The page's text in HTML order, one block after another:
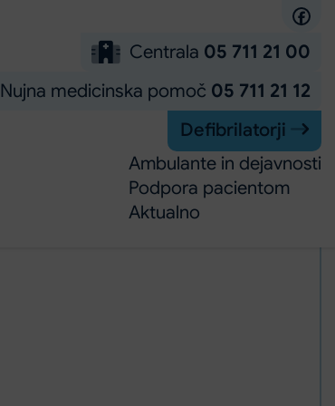
Centrala 05 711 21 00
Nujna medicinska pomoč 05 711 21 12
Defibrilatorji
Ambulante in dejavnosti
Podpora pacientom
Aktualno